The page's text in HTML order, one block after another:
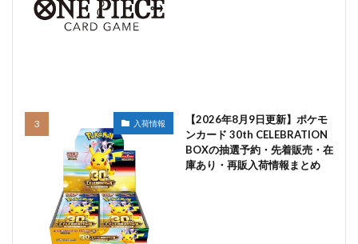
入荷情報
【2026年8月9日更新】ポケモ
ンカード 30th CELEBRATION
BOXの抽選予約・先着販売・在
庫あり・再販入荷情報まとめ